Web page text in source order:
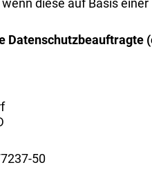
diese auf Basis
Datenschutzbeauftragte
50